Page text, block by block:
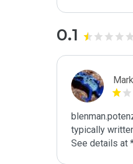
0.1
typically
See details at